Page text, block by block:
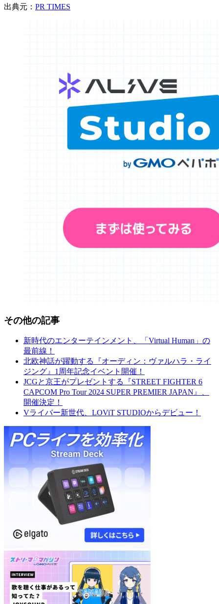
出典元： PR TIMES
その他の記事
新時代のエンターテインメント、「Virtual Human」の
最前線！
北欧神話が躍動する『オーディン：ヴァルハラ・ライ
ジング』1周年記念イベント開催！
JCGと京王がプレゼントする『STREET FIGHTER 6
CAPCOM Pro Tour 2024 SUPER PREMIER JAPAN』、
開催決定！
Vライバー新世代、LOViT STUDIOからデビュー！
Elgato:SP